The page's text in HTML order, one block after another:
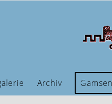
Archiv Gamsen